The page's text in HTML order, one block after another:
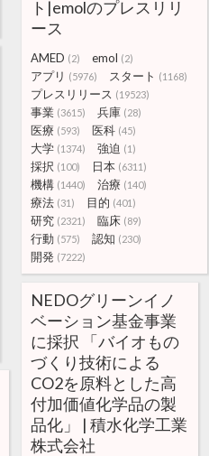
ト|emolのプレスリリ
ース
AMED (2) emol (2)
アプリ (5976) スタート (1168)
プレスリリース (19523)
事業 (3615) 兵庫 (28)
医療 (593) 医科 (45)
大学 (1374) 強迫 (1)
採択 (100) 日本 (6311)
機構 (1440) 治療 (140)
療法 (31) 目的 (401)
研究 (2321) 臨床 (89)
行動 (575) 認知 (230)
開発 (7222)
NEDOグリーンイノ
ベーション基金事業
に採択 「バイオもの
づくり技術による
CO2を原料とした高
付加価値化学品の製
品化」 | 積水化学工業
株式会社